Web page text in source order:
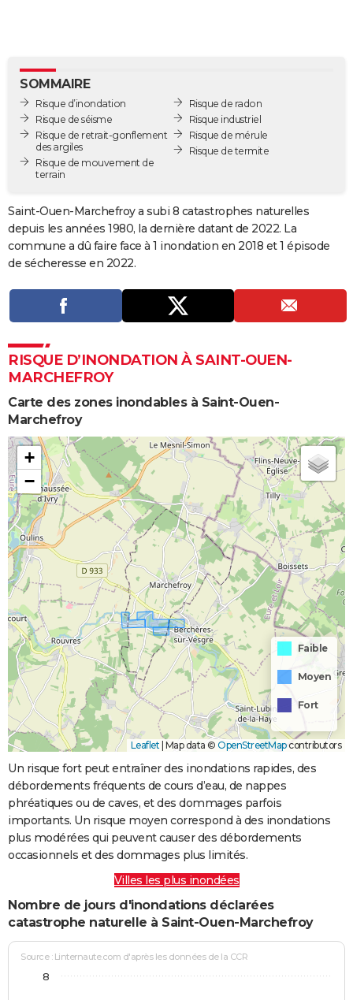
BONS PLANS
CARTE DE VOEUX
Carte de Noël
Carte Bonne année
Carte Saint-Valentin
Carte Pâques
Carte d'anniversaire
DICTIONNAIRE
Dictionnaire
Biographies
Citations
Expressions
Proverbes
PROGRAMME TV
COPAINS D'AVANT
S'inscrire
Se connecter
Lycées
Collèges
Primaires
Universités
Entreprises
Service militaire
Avis de recherche
AVIS DE DÉCÈS
SOMMAIRE
Risque d’inondation
Risque de séisme
Risque de retrait-gonflement
des argiles
Risque de mouvement de
terrain
Risque de radon
Risque industriel
Risque de mérule
Risque de termite
Saint-Ouen-Marchefroy a subi 8 catastrophes naturelles
depuis les années 1980, la dernière datant de 2022. La
commune a dû faire face à 1 inondation en 2018 et 1 épisode
de sécheresse en 2022.
RISQUE D’INONDATION À SAINT-OUEN-
MARCHEFROY
Carte des zones inondables à Saint-Ouen-
Marchefroy
+
−
Faible
Moyen
Fort
Leaflet | Map data © OpenStreetMapcontributors
Un risque fort peut entraîner des inondations rapides, des
débordements fréquents de cours d’eau, de nappes
phréatiques ou de caves, et des dommages parfois
importants. Un risque moyen correspond à des inondations
plus modérées qui peuvent causer des débordements
occasionnels et des dommages plus limités.
Villes les plus inondées
Nombre de jours d'inondations déclarées
catastrophe naturelle à Saint-Ouen-Marchefroy
Source : Linternaute.com d'après les données de la CCR
8